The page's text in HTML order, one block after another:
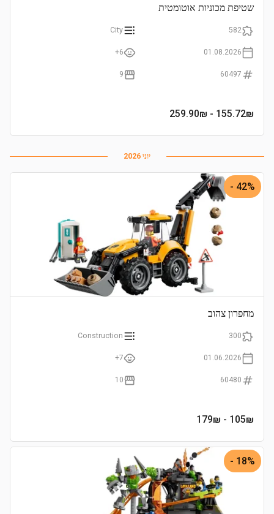
שטיפת מכוניות אוטומטית
582
City
01.08.2026
6+
60497
9
155.72₪
- 259.90₪
יוני 2026
42% -
מחפרון צהוב
300
Construction
01.06.2026
7+
60480
10
105₪
- 179₪
18% -